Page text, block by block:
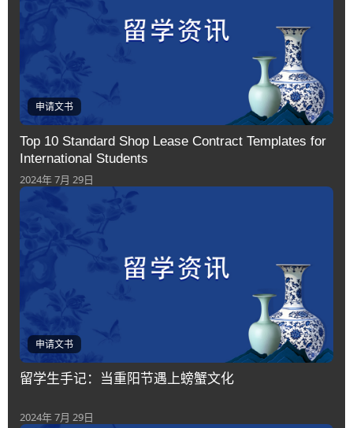
申请文书
Top 10 Standard Shop Lease Contract Templates for
International Students
2024年 7月 29日
申请文书
留学生手记：当重阳节遇上螃蟹文化
2024年 7月 29日